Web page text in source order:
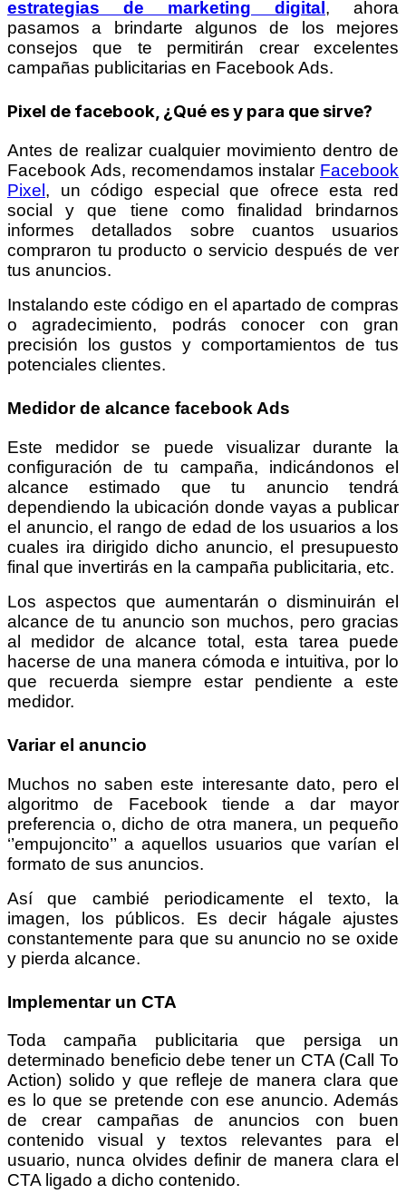
estrategias de marketing digital , ahora
pasamos a brindarte algunos de los mejores
consejos que te permitirán crear excelentes
campañas publicitarias en Facebook Ads.
Pixel de facebook, ¿Qué es y para que sirve?
Antes de realizar cualquier movimiento dentro de
Facebook Ads, recomendamos instalar Facebook
Pixel , un código especial que ofrece esta red
social y que tiene como finalidad brindarnos
informes detallados sobre cuantos usuarios
compraron tu producto o servicio después de ver
tus anuncios.
Instalando este código en el apartado de compras
o agradecimiento, podrás conocer con gran
precisión los gustos y comportamientos de tus
potenciales clientes.
Medidor de alcance facebook Ads
Este medidor se puede visualizar durante la
configuración de tu campaña, indicándonos el
alcance estimado que tu anuncio tendrá
dependiendo la ubicación donde vayas a publicar
el anuncio, el rango de edad de los usuarios a los
cuales ira dirigido dicho anuncio, el presupuesto
final que invertirás en la campaña publicitaria, etc.
Los aspectos que aumentarán o disminuirán el
alcance de tu anuncio son muchos, pero gracias
al medidor de alcance total, esta tarea puede
hacerse de una manera cómoda e intuitiva, por lo
que recuerda siempre estar pendiente a este
medidor.
Variar el anuncio
Muchos no saben este interesante dato, pero el
algoritmo de Facebook tiende a dar mayor
preferencia o, dicho de otra manera, un pequeño
‘’empujoncito’’ a aquellos usuarios que varían el
formato de sus anuncios.
Así que cambié periodicamente el texto, la
imagen, los públicos. Es decir hágale ajustes
constantemente para que su anuncio no se oxide
y pierda alcance.
Implementar un CTA
Toda campaña publicitaria que persiga un
determinado beneficio debe tener un CTA (Call To
Action) solido y que refleje de manera clara que
es lo que se pretende con ese anuncio. Además
de crear campañas de anuncios con buen
contenido visual y textos relevantes para el
usuario, nunca olvides definir de manera clara el
CTA ligado a dicho contenido.